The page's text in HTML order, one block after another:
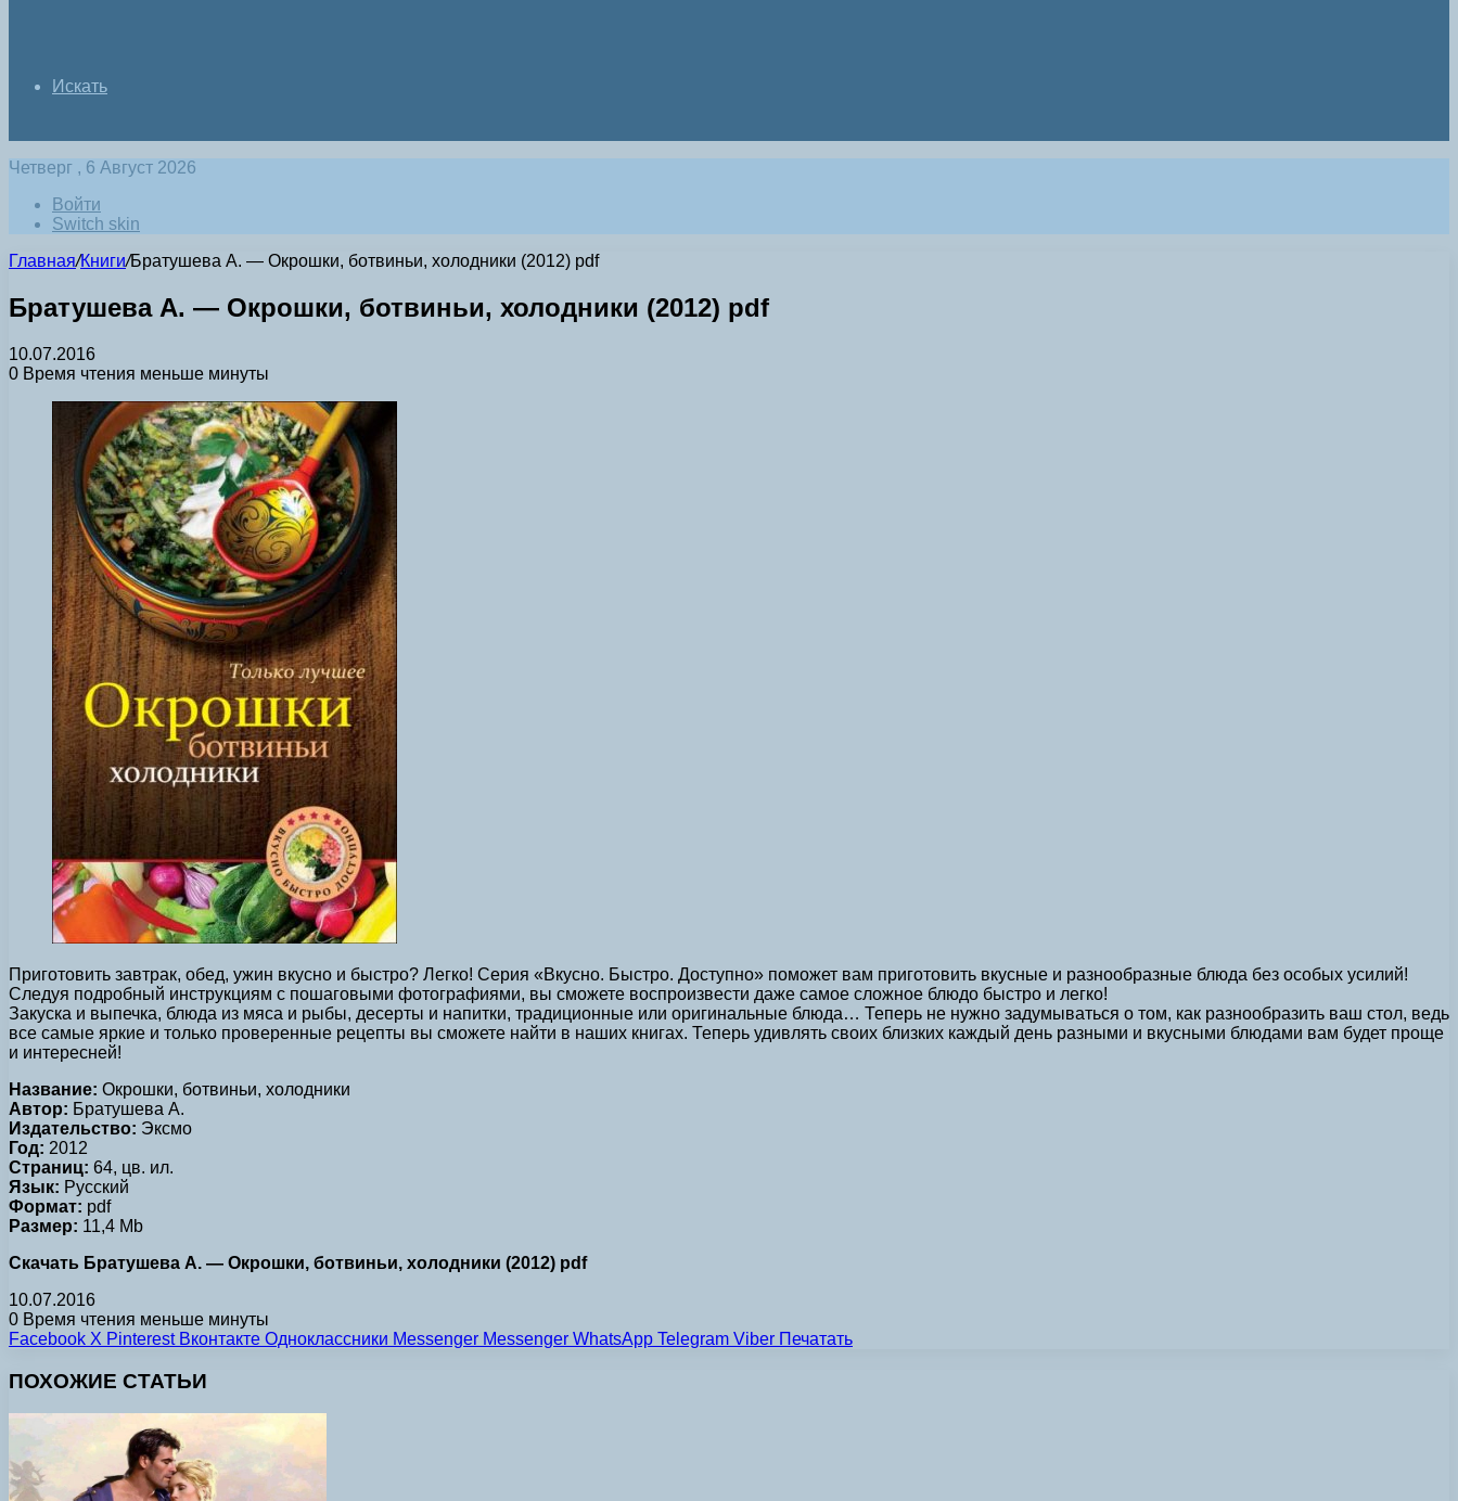
Искать
Четверг , 6 Август 2026
Войти
Switch skin
Главная/Книги/Братушева А. — Окрошки, ботвиньи, холодники (2012) pdf
Братушева А. — Окрошки, ботвиньи, холодники (2012) pdf
10.07.2016
0 Время чтения меньше минуты
Приготовить завтрак, обед, ужин вкусно и быстро? Легко! Серия «Вкусно. Быстро. Доступно» поможет вам приготовить вкусные и разнообразные блюда без особых усилий!
Следуя подробный инструкциям с пошаговыми фотографиями, вы сможете воспроизвести даже самое сложное блюдо быстро и легко!
Закуска и выпечка, блюда из мяса и рыбы, десерты и напитки, традиционные или оригинальные блюда… Теперь не нужно задумываться о том, как разнообразить ваш стол, ведь
все самые яркие и только проверенные рецепты вы сможете найти в наших книгах. Теперь удивлять своих близких каждый день разными и вкусными блюдами вам будет проще
и интересней!
Название: Окрошки, ботвиньи, холодники
Автор: Братушева А.
Издательство: Эксмо
Год: 2012
Страниц: 64, цв. ил.
Язык: Русский
Формат: pdf
Размер: 11,4 Mb
Скачать Братушева А. — Окрошки, ботвиньи, холодники (2012) pdf
10.07.2016
0 Время чтения меньше минуты
Facebook X Pinterest Вконтакте Одноклассники Messenger Messenger WhatsApp Telegram Viber Печатать
ПОХОЖИЕ СТАТЬИ